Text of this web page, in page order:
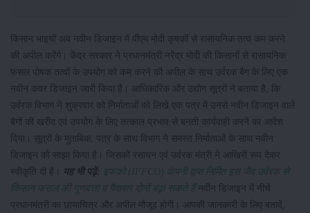
किसान भाइयों अब नवीन डिजाइन में पीएम मोदी कृषकों से रासायनिक तत्व कम करने
की अपील करेंगे। केंद्र सरकार ने प्रधानमंत्री नरेंद्र मोदी की किसानों से रासायनिक
फसल पोषक तत्वों के उपयोग को कम करने की अपील के साथ उर्वरक बैग के लिए एक
नवीन कवर डिजाइन जारी किया है। आधिकारिक और उद्योग सूत्रों ने बताया है, कि
उर्वरक विभाग ने शुक्रवार को निर्माताओं को लिखे एक पत्र में उनसे नवीन डिजाइन वाले
बैगों की खरीद एवं उपयोग के लिए तत्काल प्रभाव से बनती कार्यवाही करने का आदेश
दिया। सूत्रों के मुताबिक, पत्र के साथ विभाग ने समस्त निर्माताओं के साथ नवीन
डिजाइन को साझा किया है। जिसको रसायन एवं उर्वरक मंत्री ने आखिरी रूप देकर
स्वीकृति दी है।
यह भी पढ़ें: इफको (IFFCO) कंपनी द्वारा निर्मित इस जैव उर्वरक से
किसान फसल की गुणवत्ता व पैदावार दोनों बढ़ा सकते हैंनवीन डिजाइन में नीचे
प्रधानमंत्री का छायाचित्र और अपील मौजूद होगी। आपकी जानकारी के लिए बतादें,